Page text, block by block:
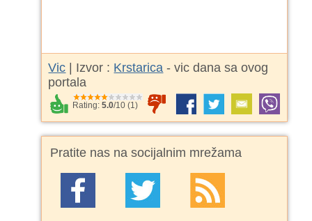
Vic | Izvor : Krstarica - vic dana sa ovog
portala
Rating:5.0/10 (1)
Pratite nas na socijalnim mrežama